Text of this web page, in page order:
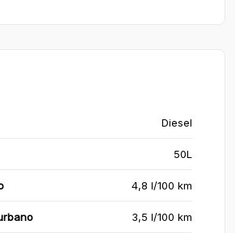
Diesel
50L
4,8 l/100 km
3,5 l/100 km